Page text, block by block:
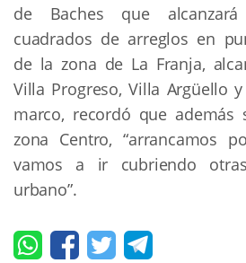
de Baches que
cuadrados de arreglos en
de la zona de La Franja,
Villa Progreso, Villa Argüello
marco, recordó que además
zona Centro, “arrancamos
vamos a ir cubriendo
urbano”.